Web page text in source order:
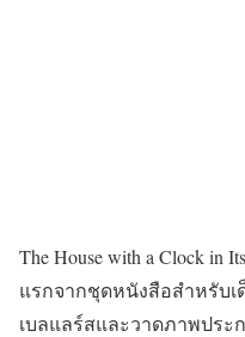
The House with a Clock in
แรกจากชุดหนังสือสำหรับ
เบลแลร์สและวาดภาพประ